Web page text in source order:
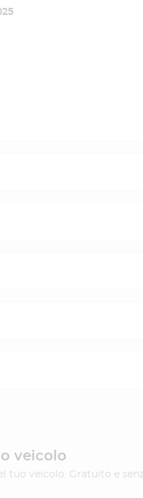
veicolo
tuo veicolo. Gratuito e